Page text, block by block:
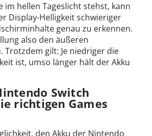
im hellen Tageslicht stehst, kann
Display-Helligkeit schwieriger
genau zu erkennen.
also den äußeren
Trotzdem gilt: Je niedriger die
ist, umso länger hält der Akku
Switch
richtigen Games
den Akku der Nintendo